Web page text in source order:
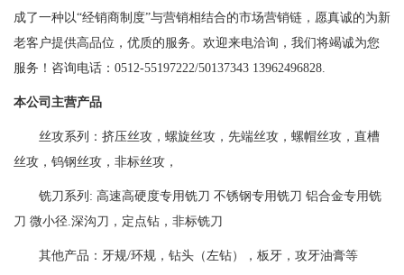
成了一种以“经销商制度”与营销相结合的市场营销链，愿真诚的为新
老客户提供高品位，优质的服务。欢迎来电洽询，我们将竭诚为您
服务！咨询电话：0512-55197222/50137343 13962496828
本公司主营产品
丝攻系列：挤压丝攻，螺旋丝攻，先端丝攻，螺帽丝攻，直槽
丝攻，钨钢丝攻，非标丝攻，
铣刀系列: 高速高硬度专用铣刀 不锈钢专用铣刀 铝合金专用铣
刀 微小径.深沟刀，定点钻，非标铣刀
其他产品：牙规/环规，钻头（左钻），板牙，攻牙油膏等